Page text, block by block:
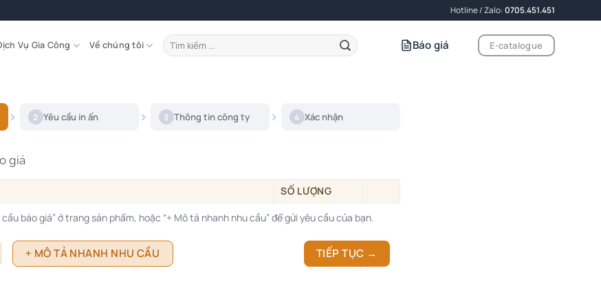
Hotline / Zalo:0705.451.451
Vụ Gia Công Về chúng tôi
Tìm
kiếm:
Báo giá E-catalogue
2 Yêu cầu in ấn 3 Thông tin công ty 4 Xác nhận
giá
SỐ LƯỢNG
báo giá” ở trang sản phẩm, hoặc “+ Mô tả nhanh nhu cầu” để gửi yêu cầu của bạn.
+ MÔ TẢ NHANH NHU CẦU TIẾP TỤC →